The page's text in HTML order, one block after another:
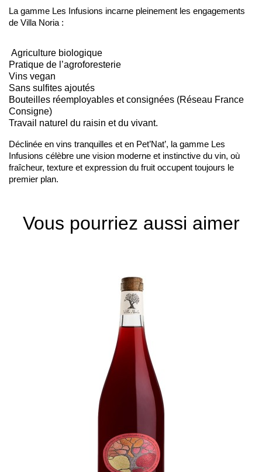
La gamme Les Infusions incarne pleinement les engagements
de Villa Noria :
Agriculture biologique
Pratique de l’agroforesterie
Vins vegan
Sans sulfites ajoutés
Bouteilles réemployables et consignées (Réseau France
Consigne)
Travail naturel du raisin et du vivant.
Déclinée en vins tranquilles et en Pet’Nat’, la gamme Les
Infusions célèbre une vision moderne et instinctive du vin, où
fraîcheur, texture et expression du fruit occupent toujours le
premier plan.
Vous pourriez aussi aimer